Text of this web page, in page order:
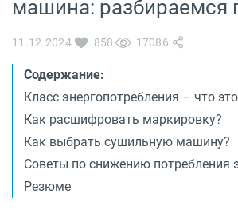
О бренде
Сервис
Библиотека
8 800 3333 887
машина: разбираемся
11.12.2024 858 17086
Содержание:
Класс энергопотребления – что
Как расшифровать маркировку?
Как выбрать сушильную машину?
Советы по снижению потребления
Резюме